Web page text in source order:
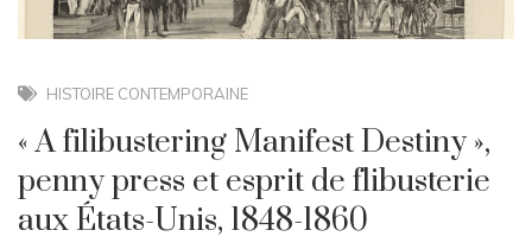
HISTOIRE CONTEMPORAINE
« A filibustering Manifest Destiny »,
penny press et esprit de flibusterie
aux États-Unis, 1848-1860